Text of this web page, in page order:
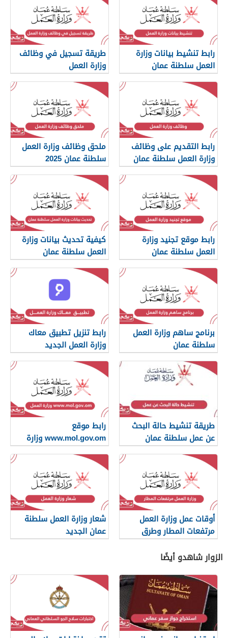
رابط تنشيط بيانات وزارة
العمل سلطنة عمان
طريقة تسجيل في وظائف
وزارة العمل
رابط التقديم على وظائف
وزارة العمل سلطنة عمان
2025
ملحق وظائف وزارة العمل
سلطنة عمان 2025
رابط موقع تجنيد وزارة
العمل سلطنة عمان
كيفية تحديث بيانات وزارة
العمل سلطنة عمان
برنامج ساهم وزارة العمل
سلطنة عمان
رابط تنزيل تطبيق معاك
وزارة العمل الجديد
طريقة تنشيط حالة البحث
عن عمل سلطنة عمان
رابط موقع
www.mol.gov.om وزارة
العمل
أوقات عمل وزارة العمل
مرتفعات المطار وطرق
التواصل
شعار وزارة العمل سلطنة
عمان الجديد
الزوار شاهدو أيضًا